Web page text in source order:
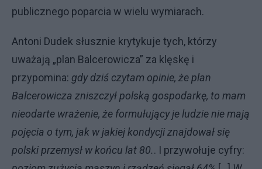
publicznego poparcia w wielu wymiarach.
Antoni Dudek słusznie krytykuje tych, którzy
uważają „plan Balcerowicza” za klęskę i
przypomina: gdy dziś czytam opinie, że plan
Balcerowicza zniszczył polską gospodarkę, to mam
nieodarte wrażenie, że formułujący je ludzie nie mają
pojęcia o tym, jak w jakiej kondycji znajdował się
polski przemysł w końcu lat 80.. I przywołuje cyfry: